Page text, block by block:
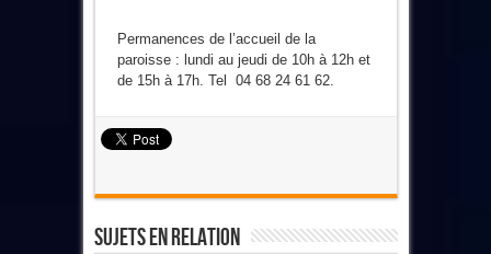
Permanences de l’accueil de la
paroisse : lundi au jeudi de 10h à 12h et
de 15h à 17h. Tel 04 68 24 61 62.
Sujets En Relation